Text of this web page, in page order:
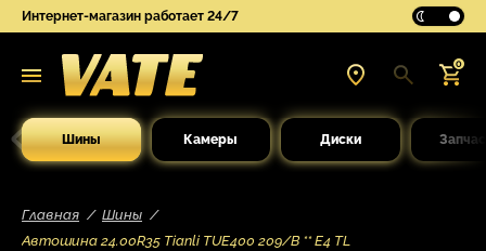
Интернет-магазин работает 24/7
0
Шины Камеры Диски
Главная
Шины
Автошина 24.00R35 Tianli TUE400 209/B ** Е4 TL